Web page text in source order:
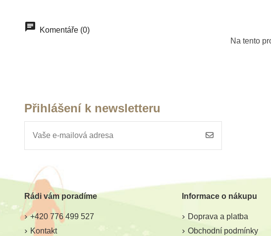
Komentáře (0)
Na tento
Přihlášení k newsletteru
Rádi vám poradíme
+420 776 499 527
Kontakt
Informace o nákupu
Doprava a platba
Obchodní podmínky